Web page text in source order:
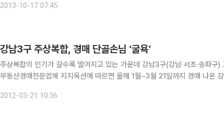
2013-10-17 07:45
강남3구 주상복합, 경매 단골손님 ‘굴욕’
주상복합의 인기가 갈수록 떨어지고 있는 가운데 강남3구(강남·서초·송파구)
부동산경매전문업체 지지옥션에 따르면 올해 1월~3월 21일까지 경매 나온
2012-03-21 10:36